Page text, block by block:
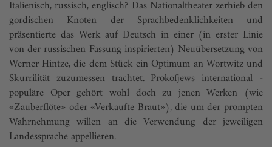
Italienisch, russisch, englisch? Das Nationaltheater zerhieb den
gordischen Knoten der Sprachbedenklichkeiten und
präsentierte das Werk auf Deutsch in einer (in erster Linie
von der russischen Fassung inspirierten) Neuübersetzung von
Werner Hintze, die dem Stück ein Optimum an Wortwitz und
Skurrilität zuzumessen trachtet. Prokofjews international ­
populäre Oper gehört wohl doch zu jenen Werken (wie
«Zauberflöte» oder «Verkaufte Braut»), die um der prompten
Wahrnehmung willen an die Verwendung der jeweiligen
Landessprache appellieren.